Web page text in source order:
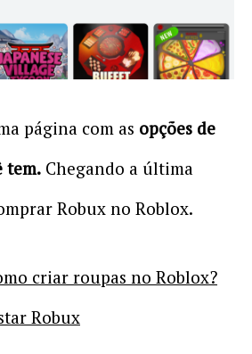
página com as opções de
tem. Chegando a última
Robux no Roblox.
criar roupas no Roblox?
Robux